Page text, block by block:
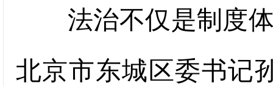
法治不仅是制度体
北京市东城区委书记